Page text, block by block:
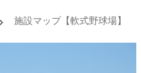
施設マップ【軟式野球場】